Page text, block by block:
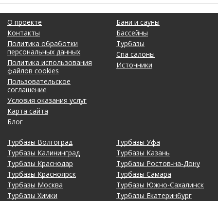
О проекте
Контакты
Политика обработки
персональных данных
Политика использования
файлов cookies
Пользовательское
соглашение
Условия оказания услуг
Карта сайта
Блог
Бани и сауны
Бассейны
Турбазы
Спа салоны
Источники
Турбазы Волгоград
Турбазы Калининград
Турбазы Краснодар
Турбазы Красноярск
Турбазы Москва
Турбазы Химки
Турбазы Уфа
Турбазы Казань
Турбазы Ростов-на-Дону
Турбазы Самара
Турбазы Южно-Сахалинск
Турбазы Екатеринбург